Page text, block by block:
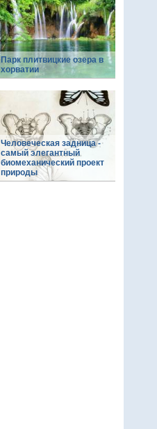
Парк плитвицкие озера в
хорватии
Человеческая задница -
самый элегантный
биомеханический проект
природы